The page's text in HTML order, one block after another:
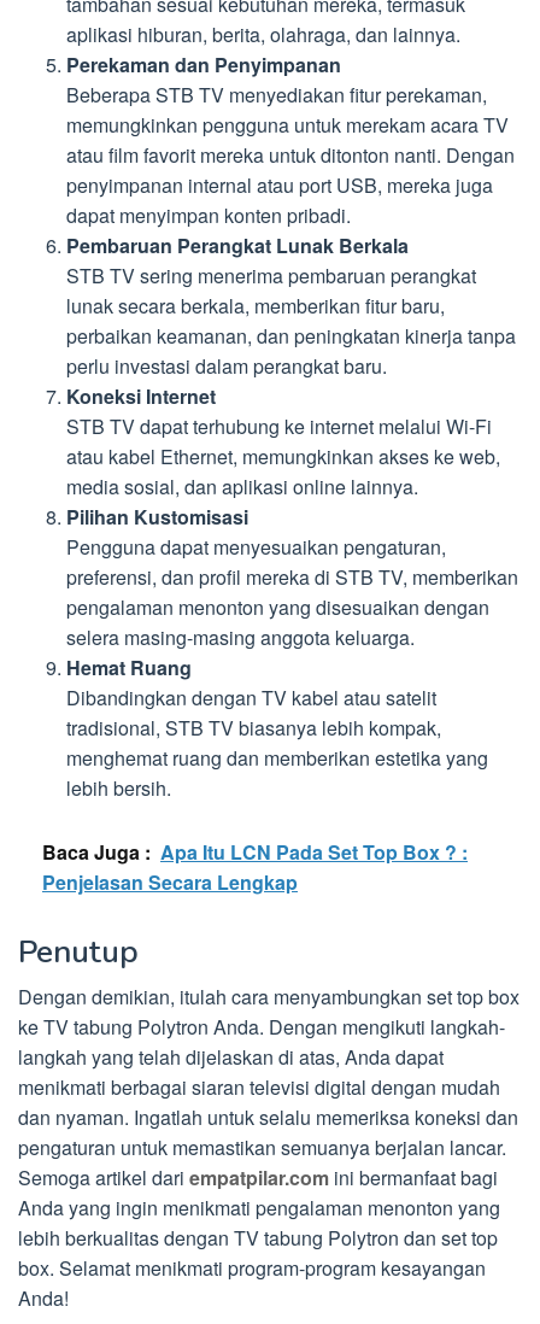
aplikasi hiburan, berita, olahraga, dan lainnya.
Perekaman dan Penyimpanan
Beberapa STB TV menyediakan fitur perekaman,
memungkinkan pengguna untuk merekam acara TV
atau film favorit mereka untuk ditonton nanti. Dengan
penyimpanan internal atau port USB, mereka juga
dapat menyimpan konten pribadi.
Pembaruan Perangkat Lunak Berkala
STB TV sering menerima pembaruan perangkat
lunak secara berkala, memberikan fitur baru,
perbaikan keamanan, dan peningkatan kinerja tanpa
perlu investasi dalam perangkat baru.
Koneksi Internet
STB TV dapat terhubung ke internet melalui Wi-Fi
atau kabel Ethernet, memungkinkan akses ke web,
media sosial, dan aplikasi online lainnya.
Pilihan Kustomisasi
Pengguna dapat menyesuaikan pengaturan,
preferensi, dan profil mereka di STB TV, memberikan
pengalaman menonton yang disesuaikan dengan
selera masing-masing anggota keluarga.
Hemat Ruang
Dibandingkan dengan TV kabel atau satelit
tradisional, STB TV biasanya lebih kompak,
menghemat ruang dan memberikan estetika yang
lebih bersih.
Baca Juga : Apa Itu LCN Pada Set Top Box ? :
Penjelasan Secara Lengkap
Penutup
Dengan demikian, itulah cara menyambungkan set top box
ke TV tabung Polytron Anda. Dengan mengikuti langkah-
langkah yang telah dijelaskan di atas, Anda dapat
menikmati berbagai siaran televisi digital dengan mudah
dan nyaman. Ingatlah untuk selalu memeriksa koneksi dan
pengaturan untuk memastikan semuanya berjalan lancar.
Semoga artikel dari empatpilar.com ini bermanfaat bagi
Anda yang ingin menikmati pengalaman menonton yang
lebih berkualitas dengan TV tabung Polytron dan set top
box. Selamat menikmati program-program kesayangan
Anda!